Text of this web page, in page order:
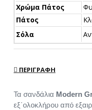
Χρώμα Πάτος
Πάτος
Σόλα
ΠΕΡΙΓΡΑΦΉ
Τα σανδάλια Modern
εξ΄ολοκλήρου από